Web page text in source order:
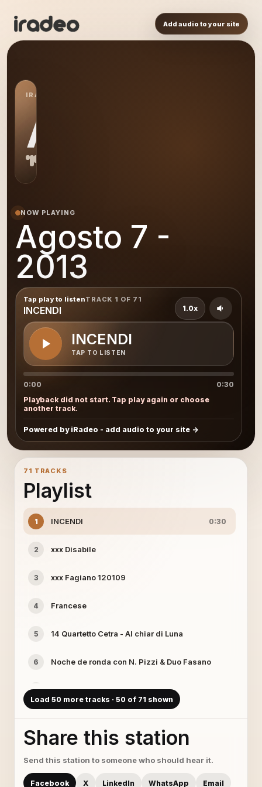
Add audio to your site
IRADEO STATION
A7
NOW PLAYING
Agosto 7 -
2013
Tap play to listenTRACK 1 OF 71
INCENDI
INCENDI
TAP TO LISTEN
1.0x
0:00
0:30
Playback did not start. Tap play again or choose
another track.
Powered by iRadeo - add audio to your site
71 TRACKS
Playlist
1 INCENDI 0:30
2 xxx Disabile
3 xxx Fagiano 120109
4 Francese
5 14 Quartetto Cetra - Al chiar di Luna
6 Noche de ronda con N. Pizzi & Duo Fasano
7 Dieta
8 Qui Radio il discobolo con GONG
9 MAGGIO DEI LIBRI
10 Non me ne importa niente con D.Serra
Load 50 more tracks · 50 of 71 shown
Share this station
Send this station to someone who should hear it.
Facebook X LinkedIn WhatsApp Email